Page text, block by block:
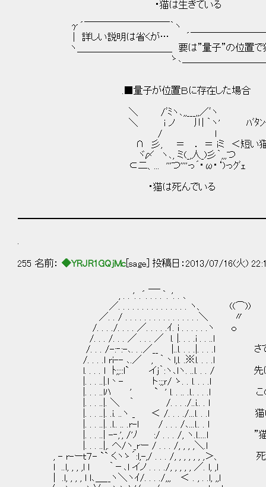
・猫は生きている
γ´￣￣￣￣￣￣￣￣￣｀ヽ
| 詳しい説明は省くが… ´￣￣￣￣￣￣￣￣￣￣
ヽ＿＿＿＿＿＿＿＿＿＿ 要は”量子”の位置で猫
ゝ､＿＿＿＿＿＿＿＿＿＿＿＿＿
.■量子が位置Ｂに存在した場合
＼ /ﾞﾐヽ､,,___,,／ﾞヽ
＼ i ノ 川 ｀ヽ' ﾊﾞﾀﾝ
/ l
∩ 彡, ＝ ． ＝ iミ ＜短い猫生だ
ヾ〆 ヽ､, ミ(_,人_)彡｀,,,つ
⊂二、... '''つ''''っ´･ω･‘)っｸﾞｪ
・猫は死んでいる
255 名前： ◆YRJR1GQjMc [sage] 投稿日：2013/07/16(火)
, . . '. .´. . . .｀. '. . ､
／. . . . . . . . . . . . . . . ヽ、 ((⌒))
／. . / . . . . . . . . . . . . . . . .＼ 〃
/. . . ./. . . . ／. . . . .ｲ. i . . . . . .ヽ ｏ
/. . . /. . . ／ . . . ／ l. |. . . .i . . ..l
/. . . /-:‐:-､. . .／__ |..l. . . .|. . . .l さてここで
/. . . .l ri-- ､.／ , ｀丶l,l. .※l. . . .l
l. . . . l ﾄ;;::l` イｊ｀:ヽ､lヽ. ..l. . . / 先ほど説
|. . . ..|.l丶- ト:;;ｒ/ ゝ. . l. . . .l
|. . . ..lﾊ ' ` ' l. . .. .l.. . . .l この実験に
|. . . ..|. ＼ ｀ /. . . ./..i.. . l
|. . . ..|. .i. ..ヽ _ ＜ /. . . ./...l. . .l 猫はど
|. . . ..|. .l.. .. .r-l / . . . /､...l.. . l
|. . . ..| -‐,', /'ﾉ :/ . . . /, ヽ.l.....l ”猫は生
|. . . ..|,. へ/ヽ_rー / . . . /, , , ,＼.l
, - r-ーｔ７- `` くヽゝ´:l,-,/ . . . /, , , , , , ,＞、 死ん
l ..l, , , ,l l ｀－､l イノ . . . ./, , , , , ／. l, ,l
| .l, , , , l l､＿__ヽ＼ヽｲ/. . . ./,,, ＜ . , . .l, ,,l